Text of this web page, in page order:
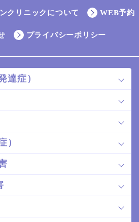
クリニックについて WEB予約
プライバシーポリシー
達症）
）